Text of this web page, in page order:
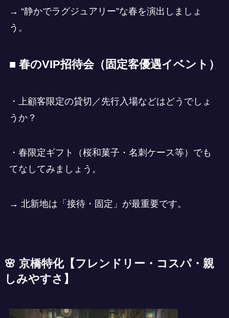
→ “静かでラグジュアリー”な春を演出しましょ
う。
■ 春のVIP招待会（固定客優遇イベント）
・上顧客限定の貸切／先行入場などはどうでしょ
うか？
・春限定ギフト（桜和菓子・名刺ケース等）でも
てなしてみましょう。
→ 北新地は「接待・固定」が最重要です。
🌸 京橋特化【 フレンドリー・コスパ・親
しみやすさ】